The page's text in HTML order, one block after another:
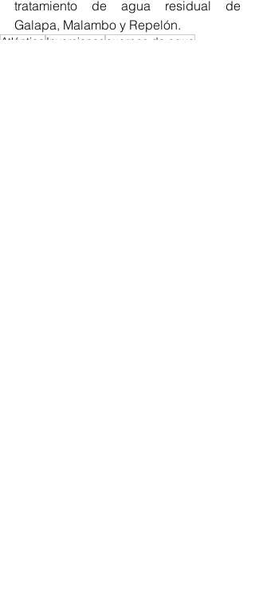
tratamiento de agua residual de
Galapa, Malambo y Repelón.
Atlántico Inversiones cuerpos de agua